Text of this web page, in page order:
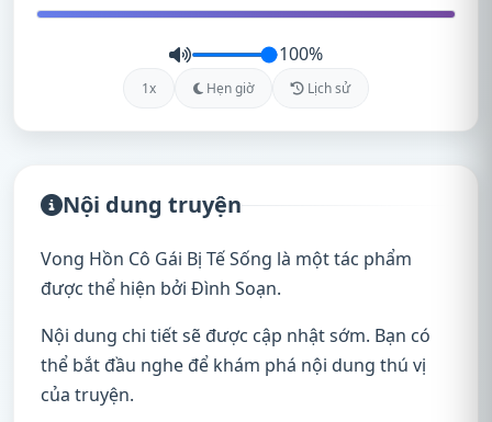
100%
1x Hẹn giờ Lịch sử
Nội dung truyện
Vong Hồn Cô Gái Bị Tế Sống là một tác phẩm
được thể hiện bởi Đình Soạn.
Nội dung chi tiết sẽ được cập nhật sớm. Bạn có
thể bắt đầu nghe để khám phá nội dung thú vị
của truyện.